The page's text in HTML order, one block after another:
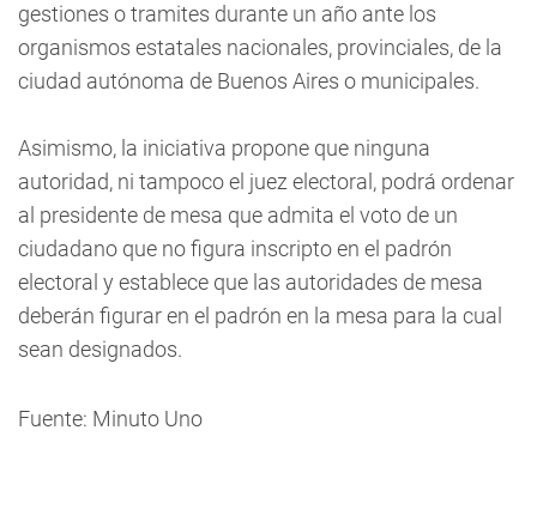
gestiones o tramites durante un año ante los
organismos estatales nacionales, provinciales, de la
ciudad autónoma de Buenos Aires o municipales.
Asimismo, la iniciativa propone que ninguna
autoridad, ni tampoco el juez electoral, podrá ordenar
al presidente de mesa que admita el voto de un
ciudadano que no figura inscripto en el padrón
electoral y establece que las autoridades de mesa
deberán figurar en el padrón en la mesa para la cual
sean designados.
Fuente: Minuto Uno